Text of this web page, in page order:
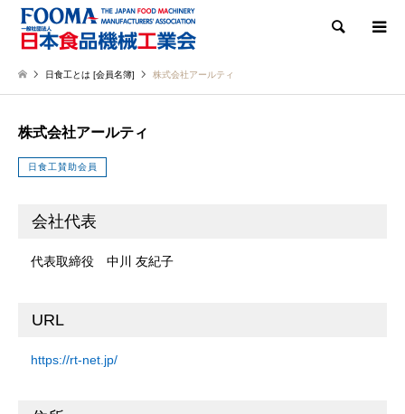
検索
日食工とは [会員名簿] 株式会社アールティ
株式会社アールティ
日食工賛助会員
会社代表
代表取締役 中川 友紀子
URL
https://rt-net.jp/